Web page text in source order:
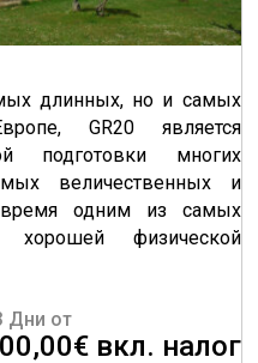
длинных, но и самых
GR20 является
подготовки многих
величественных и
одним из самых
хорошей физической
Дни от
вкл. налог